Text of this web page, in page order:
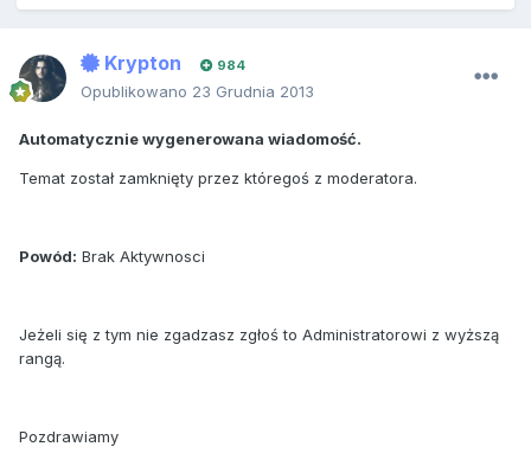
Krypton 984
Opublikowano 23 Grudnia 2013
Automatycznie wygenerowana wiadomość.
Temat został zamknięty przez któregoś z moderatora.
Powód: Brak Aktywnosci
Jeżeli się z tym nie zgadzasz zgłoś to Administratorowi z wyższą
rangą.
Pozdrawiamy